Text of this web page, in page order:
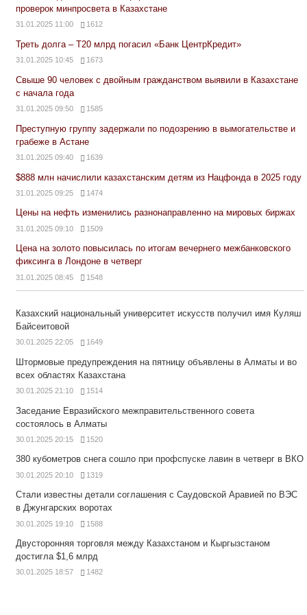
проверок минпросвета в Казахстане
31.01.2025 11:00 1612
Треть долга – Т20 млрд погасил «Банк ЦентрКредит»
31.01.2025 10:45 1673
Свыше 90 человек с двойным гражданством выявили в Казахстане
с начала года
31.01.2025 09:50 1585
Преступную группу задержали по подозрению в вымогательстве и
грабеже в Астане
31.01.2025 09:40 1639
$888 млн начислили казахстанским детям из Нацфонда в 2025 году
31.01.2025 09:25 1474
Цены на нефть изменились разнонаправленно на мировых биржах
31.01.2025 09:10 1509
Цена на золото повысилась по итогам вечернего межбанковского
фиксинга в Лондоне в четверг
31.01.2025 08:45 1548
Казахский национальный университет искусств получил имя Куляш
Байсеитовой
30.01.2025 22:05 1649
Штормовые предупреждения на пятницу объявлены в Алматы и во
всех областях Казахстана
30.01.2025 21:10 1514
Заседание Евразийского межправительственного совета
состоялось в Алматы
30.01.2025 20:15 1520
380 кубометров снега сошло при профспуске лавин в четверг в ВКО
30.01.2025 20:10 1319
Стали известны детали соглашения с Саудовской Аравией по ВЭС
в Джунгарских воротах
30.01.2025 19:10 1588
Двусторонняя торговля между Казахстаном и Кыргызстаном
достигла $1,6 млрд
30.01.2025 18:57 1482